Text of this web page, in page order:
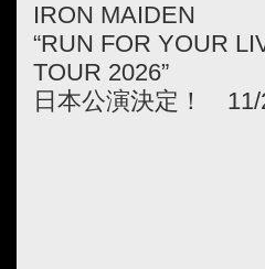
IRON MAIDEN
“RUN FOR YOUR
TOUR 2026”
日本公演決定！ 11/